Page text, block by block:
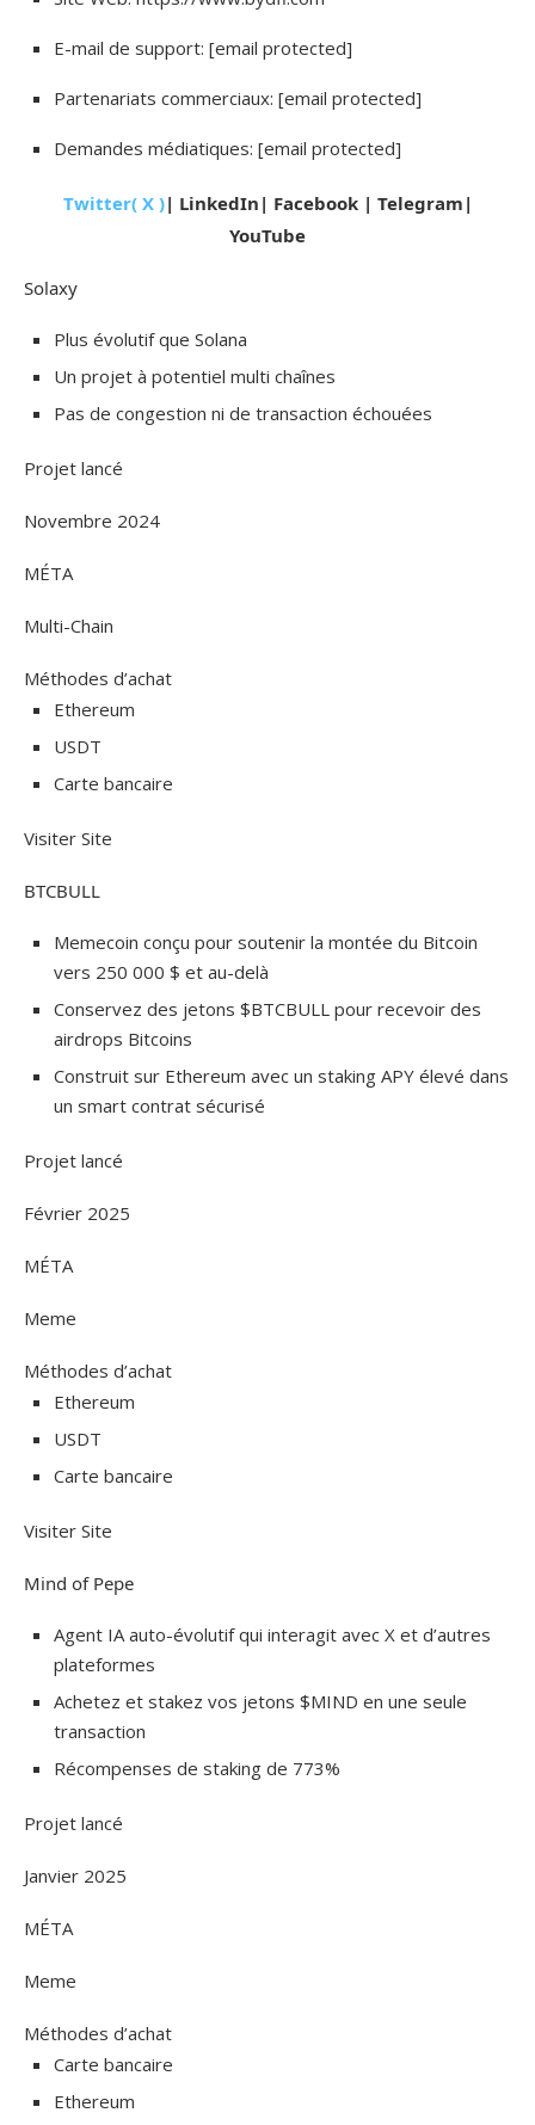
E-mail de support: [email protected]
Partenariats commerciaux: [email protected]
Demandes médiatiques: [email protected]
Twitter( X )| LinkedIn | Facebook| Telegram |
YouTube
Solaxy
Plus évolutif que Solana
Un projet à potentiel multi chaînes
Pas de congestion ni de transaction échouées
Projet lancé
Novembre 2024
MÉTA
Multi-Chain
Méthodes d’achat
Ethereum
USDT
Carte bancaire
Visiter Site
BTCBULL
Memecoin conçu pour soutenir la montée du Bitcoin
vers 250 000 $ et au-delà
Conservez des jetons $BTCBULL pour recevoir des
airdrops Bitcoins
Construit sur Ethereum avec un staking APY élevé dans
un smart contrat sécurisé
Projet lancé
Février 2025
MÉTA
Meme
Méthodes d’achat
Ethereum
USDT
Carte bancaire
Visiter Site
Mind of Pepe
Agent IA auto-évolutif qui interagit avec X et d’autres
plateformes
Achetez et stakez vos jetons $MIND en une seule
transaction
Récompenses de staking de 773%
Projet lancé
Janvier 2025
MÉTA
Meme
Méthodes d’achat
Carte bancaire
Ethereum